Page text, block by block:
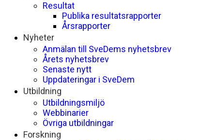
Resultat
Publika resultatsrapporter
Årsrapporter
Nyheter
Anmälan till SveDems nyhetsbrev
Årets nyhetsbrev
Senaste nytt
Uppdateringar i SveDem
Utbildning
Utbildningsmiljö
Webbinarier
Övriga utbildningar
Forskning